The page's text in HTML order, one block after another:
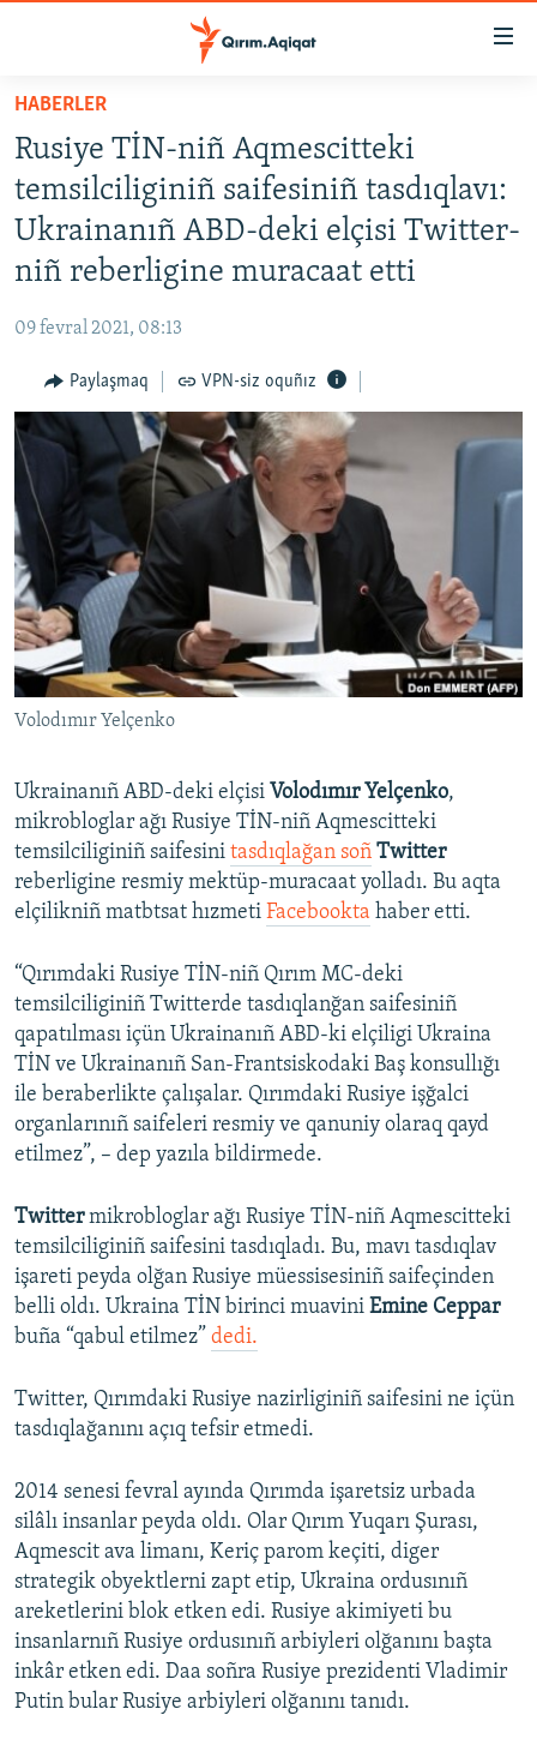
Esas
qaytmaq
Baş
navigatsiyağa
qaytmaq
Qıdıruvğa
SİYASET
İQTİSADİYAT
CEMİYET
İNSAN AQLARI
VİDEO
SÜRET
BLOGLAR
FİKİR
Русский
Українською
QOŞULIÑIZ!
RFE/RS bütün saytları
HABERLER
Rusiye TİN-niñ Aqmescitteki
temsilciliginiñ saifesiniñ tasdıqlavı:
Ukrainanıñ ABD-deki elçisi Twitter-
niñ reberligine muracaat etti
09 fevral 2021, 08:13
Paylaşmaq VPN-siz oquñız
Volodımır Yelçenko
Ukrainanıñ ABD-deki elçisi Volodımır Yelçenko,
mikrobloglar ağı Rusiye TİN-niñ Aqmescitteki
temsilciliginiñ saifesini tasdıqlağan soñ Twitter
reberligine resmiy mektüp-muracaat yolladı. Bu aqta
elçilikniñ matbtsat hızmeti Facebookta haber etti.
“Qırımdaki Rusiye TİN-niñ Qırım MC-deki
temsilciliginiñ Twitterde tasdıqlanğan saifesiniñ
qapatılması içün Ukrainanıñ ABD-ki elçiligi Ukraina
TİN ve Ukrainanıñ San-Frantsiskodaki Baş konsullığı
ile beraberlikte çalışalar. Qırımdaki Rusiye işğalci
organlarınıñ saifeleri resmiy ve qanuniy olaraq qayd
etilmez”, – dep yazıla bildirmede.
Twittermikrobloglar ağı Rusiye TİN-niñ Aqmescitteki
temsilciliginiñ saifesini tasdıqladı. Bu, mavı tasdıqlav
işareti peyda olğan Rusiye müessisesiniñ saifeçinden
belli oldı. Ukraina TİN birinci muavini Emine Ceppar
buña “qabul etilmez” dedi.
Twitter, Qırımdaki Rusiye nazirliginiñ saifesini ne içün
tasdıqlağanını açıq tefsir etmedi.
2014 senesi fevral ayında Qırımda işaretsiz urbada
silâlı insanlar peyda oldı. Olar Qırım Yuqarı Şurası,
Aqmescit ava limanı, Keriç parom keçiti, diger
strategik obyektlerni zapt etip, Ukraina ordusınıñ
areketlerini blok etken edi. Rusiye akimiyeti bu
insanlarnıñ Rusiye ordusınıñ arbiyleri olğanını başta
inkâr etken edi. Daa soñra Rusiye prezidenti Vladimir
Putin bular Rusiye arbiyleri olğanını tanıdı.